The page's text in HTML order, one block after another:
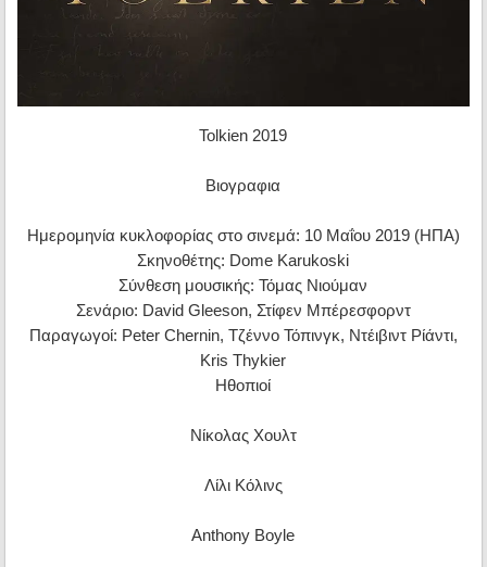
Tolkien 2019
Βιογραφια
Ημερομηνία κυκλοφορίας στο σινεμά: 10 Μαΐου 2019 (ΗΠΑ)
Σκηνοθέτης: Dome Karukoski
Σύνθεση μουσικής: Τόμας Νιούμαν
Σενάριο: David Gleeson, Στίφεν Μπέρεσφορντ
Παραγωγοί: Peter Chernin, Τζέννο Τόπινγκ, Ντέιβιντ Ρίάντι,
Kris Thykier
Ηθοπιοί
Νίκολας Χουλτ
Λίλι Κόλινς
Anthony Boyle